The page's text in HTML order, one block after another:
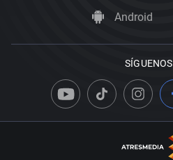
Android